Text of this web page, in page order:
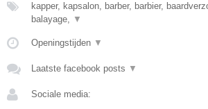
kapper, kapsalon, barber, barbier,
balayage, ▼
Openingstijden ▼
Laatste facebook posts ▼
Sociale media: